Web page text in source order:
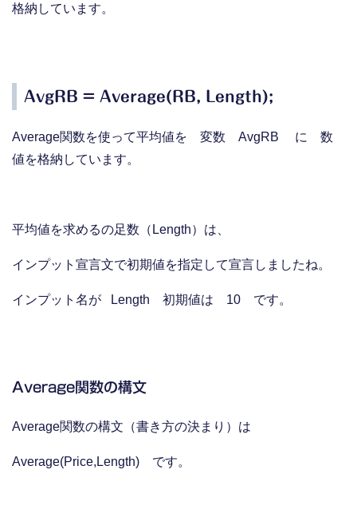
格納しています。
AvgRB = Average(RB, Length);
Average関数を使って平均値を 変数 AvgRB に 数
値を格納しています。
平均値を求めるの足数（Length）は、
インプット宣言文で初期値を指定して宣言しましたね。
インプット名が Length 初期値は 10 です。
Average関数の構文
Average関数の構文（書き方の決まり）は
Average(Price,Length) です。